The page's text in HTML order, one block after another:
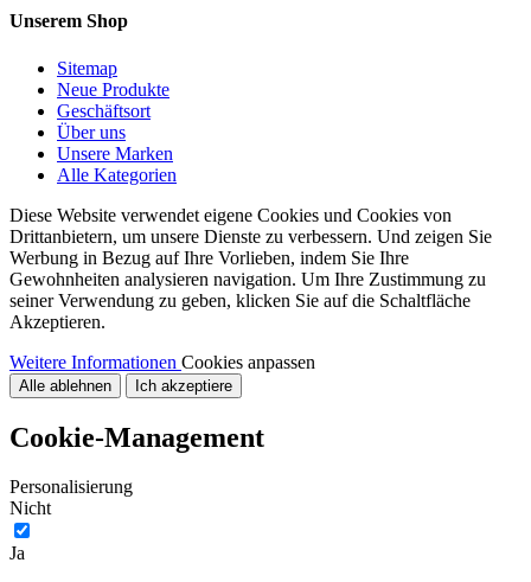
Unserem Shop
Sitemap
Neue Produkte
Geschäftsort
Über uns
Unsere Marken
Alle Kategorien
Diese Website verwendet eigene Cookies und Cookies von
Drittanbietern, um unsere Dienste zu verbessern. Und zeigen Sie
Werbung in Bezug auf Ihre Vorlieben, indem Sie Ihre
Gewohnheiten analysieren navigation. Um Ihre Zustimmung zu
seiner Verwendung zu geben, klicken Sie auf die Schaltfläche
Akzeptieren.
Weitere Informationen Cookies anpassen
Alle ablehnen Ich akzeptiere
Cookie-Management
Personalisierung
Nicht
Ja